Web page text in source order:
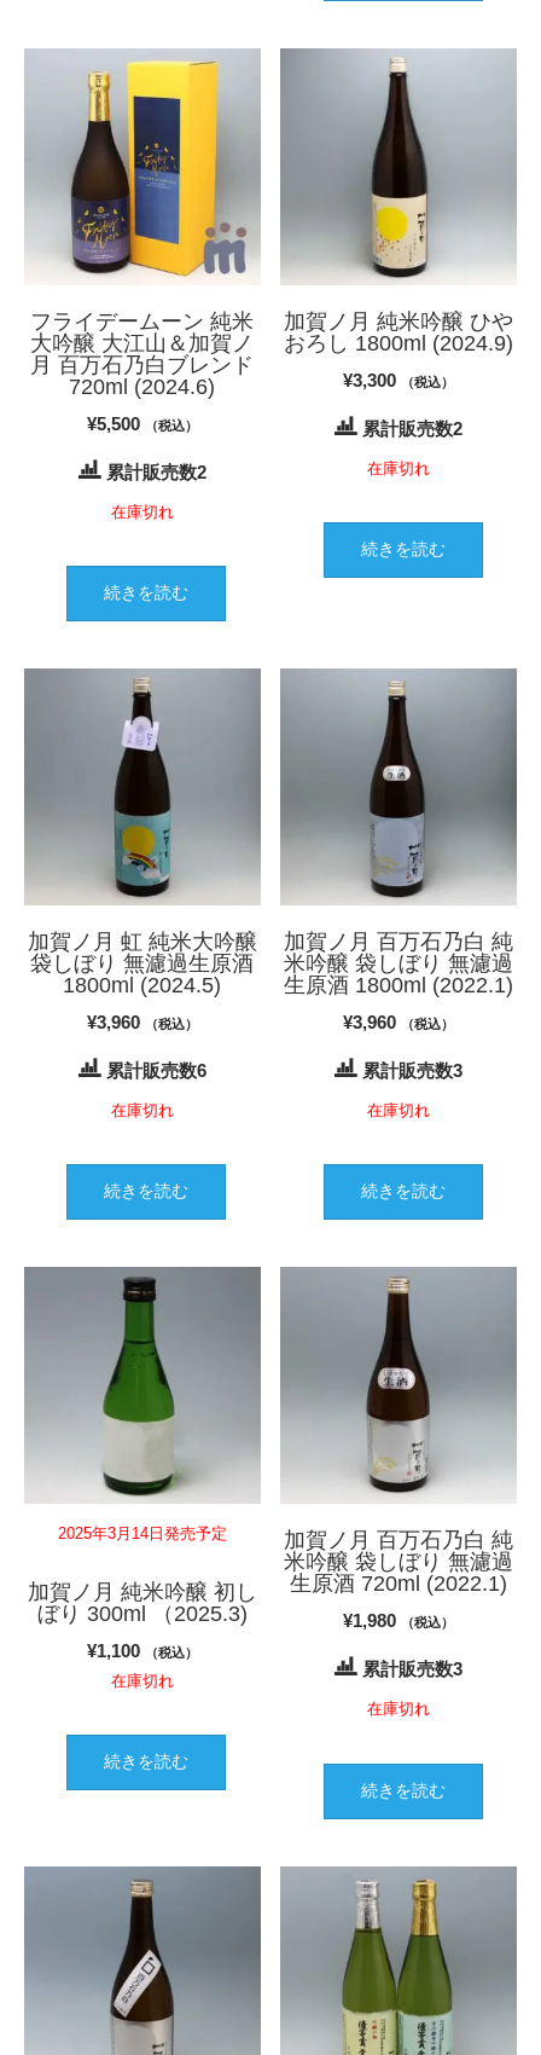
フライデームーン 純米
大吟醸 大江山＆加賀ノ
月 百万石乃白ブレンド
720ml (2024.6)
¥5,500 （税込）
累計販売数2
在庫切れ
続きを読む
加賀ノ月 純米吟醸 ひや
おろし 1800ml (2024.9)
¥3,300 （税込）
累計販売数2
在庫切れ
続きを読む
加賀ノ月 虹 純米大吟醸
袋しぼり 無濾過生原酒
1800ml (2024.5)
¥3,960 （税込）
累計販売数6
在庫切れ
続きを読む
加賀ノ月 百万石乃白 純
米吟醸 袋しぼり 無濾過
生原酒 1800ml (2022.1)
¥3,960 （税込）
累計販売数3
在庫切れ
続きを読む
2025年3月14日発売予定
加賀ノ月 純米吟醸 初し
ぼり 300ml （2025.3)
¥1,100 （税込）
在庫切れ
続きを読む
加賀ノ月 百万石乃白 純
米吟醸 袋しぼり 無濾過
生原酒 720ml (2022.1)
¥1,980 （税込）
累計販売数3
在庫切れ
続きを読む